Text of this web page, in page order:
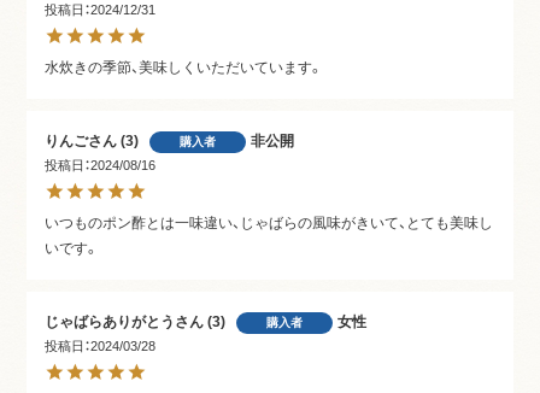
投稿日 2024/12/31
水炊きの季節、美味しくいただいています。
りんご 3 購入者 非公開
投稿日 2024/08/16
いつものポン酢とは一味違い、じゃばらの風味がきいて、とても美味し
いです。
じゃばらありがとう 3 購入者 女性
投稿日 2024/03/28